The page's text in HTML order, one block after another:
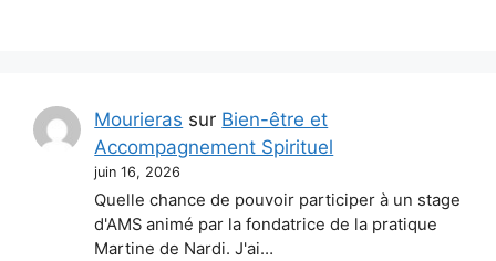
Mourieras sur Bien-être et
Accompagnement Spirituel
juin 16, 2026
Quelle chance de pouvoir participer à un stage
d'AMS animé par la fondatrice de la pratique
Martine de Nardi. J'ai…